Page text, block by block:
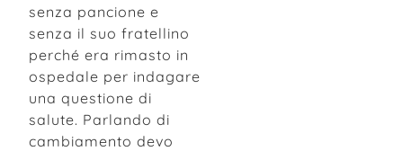
senza pancione e
senza il suo fratellino
perché era rimasto in
ospedale per indagare
una questione di
salute. Parlando di
cambiamento devo